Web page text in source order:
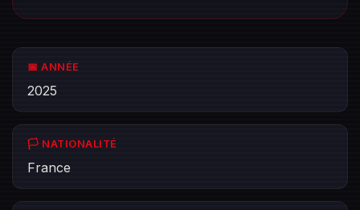
📅 ANNÉE
2025
🏳️ NATIONALITÉ
France